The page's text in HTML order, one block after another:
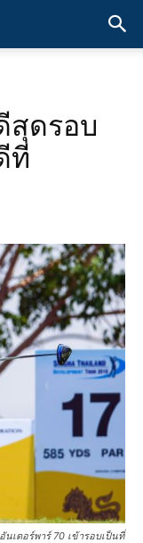
สุดรอบ
ที
เดอร์พาร์ 70 เข้ารอบเป็นที่